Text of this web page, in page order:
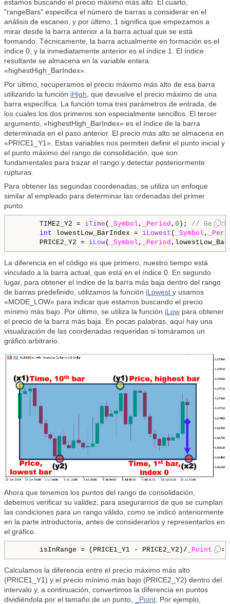
estamos buscando el precio máximo más alto. El cuarto,
"rangeBars" especifica el número de barras a considerar en el
análisis de escaneo, y por último, 1 significa que empezamos a
mirar desde la barra anterior a la barra actual que se está
formando. Técnicamente, la barra actualmente en formación es el
índice 0, y la inmediatamente anterior es el índice 1. El índice
resultante se almacena en la variable entera
«highestHigh_BarIndex».
Por último, recuperamos el precio máximo más alto de esa barra
utilizando la función iHigh, que devuelve el precio máximo de una
barra específica. La función toma tres parámetros de entrada, de
los cuales los dos primeros son especialmente sencillos. El tercer
argumento, «highestHigh_BarIndex» es el índice de la barra
determinada en el paso anterior. El precio más alto se almacena en
«PRICE1_Y1». Estas variables nos permiten definir el punto inicial y
el punto máximo del rango de consolidación, que son
fundamentales para trazar el rango y detectar posteriormente
rupturas.
Para obtener las segundas coordenadas, se utiliza un enfoque
similar al empleado para determinar las ordenadas del primer
punto.
TIME2_Y2 = iTime ( _Symbol , _Period , 0 ); // Get
int lowestLow_BarIndex = iLowest ( _Symbol ,
PRICE2_Y2 = iLow( _Symbol , _Period
La diferencia en el código es que primero, nuestro tiempo está
vinculado a la barra actual, que está en el índice 0. En segundo
lugar, para obtener el índice de la barra más baja dentro del rango
de barras predefinido, utilizamos la función iLowest y usamos
«MODE_LOW» para indicar que estamos buscando el precio
mínimo más bajo. Por último, se utiliza la función iLow para obtener
el precio de la barra más baja. En pocas palabras, aquí hay una
visualización de las coordenadas requeridas si tomáramos un
gráfico arbitrario.
Ahora que tenemos los puntos del rango de consolidación,
debemos verificar su validez, para asegurarnos de que se cumplan
las condiciones para un rango válido, como se indicó anteriormente
en la parte introductoria, antes de considerarlos y representarlos en
el gráfico.
isInRange = (PRICE1_Y1 - PRICE2_Y2)/ _Point <=
Calculamos la diferencia entre el precio máximo más alto
(PRICE1_Y1) y el precio mínimo más bajo (PRICE2_Y2) dentro del
intervalo y, a continuación, convertimos la diferencia en puntos
dividiéndola por el tamaño de un punto,
_Point . Por ejemplo,